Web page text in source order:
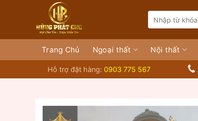
dung
for:
Trang Chủ Ngoại thất Nội thất
Hỗ trợ đặt hàng: 0903 775 567